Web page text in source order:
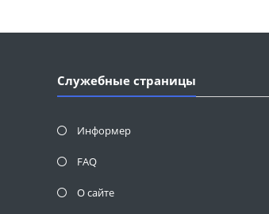
Служебные страницы
Информер
FAQ
О сайте